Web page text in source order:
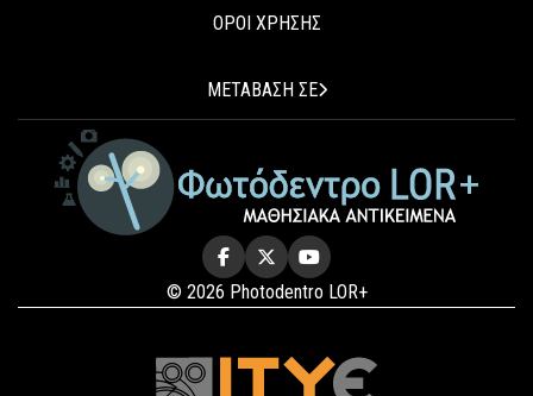
ΟΡΟΙ ΧΡΗΣΗΣ
ΜΕΤΑΒΑΣΗ ΣΕ
© 2026 Photodentro LOR+